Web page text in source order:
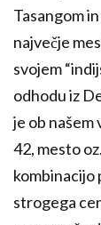
Tasangom
največje
svojem
odhodu iz
je ob našem
42, mesto
kombinacijo
strogega